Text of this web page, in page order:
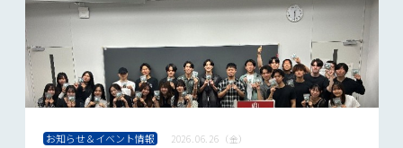
お知らせ＆イベント情報
2026.06.26（金）